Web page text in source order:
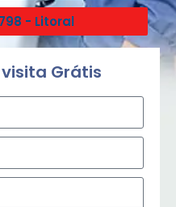
- Litoral
Grátis